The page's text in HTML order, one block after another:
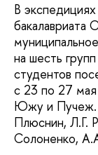
В
бакалавриата
на шесть
студентов
с 23 по 27 мая
Южу и Пучеж.
Плюснин, Л.Г.
Солоненко,